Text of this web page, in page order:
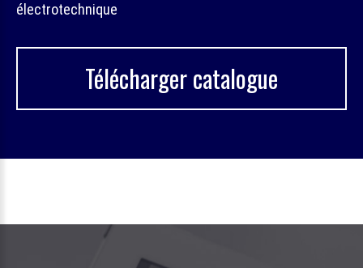
électrotechnique
Télécharger catalogue